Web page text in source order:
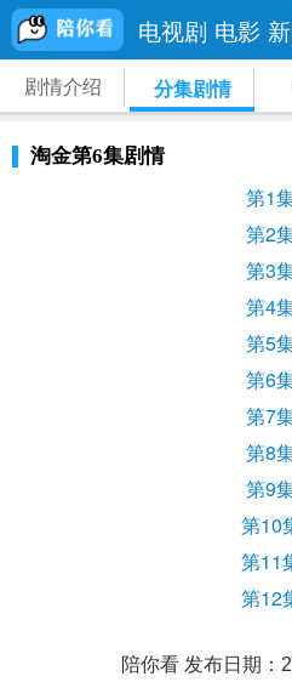
电视剧 电影
剧情介绍 分集剧情
淘金第6集剧情
第1
第2
第3
第4
第5
第6
第7
第8
第9
第10
第11
第12
陪你看 发布日期：